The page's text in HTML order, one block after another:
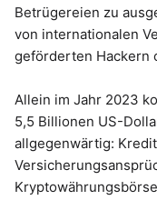
Betrügereien zu
von internationalen
geförderten Hackern
Allein im Jahr 2023
5,5 Billionen US-
allgegenwärtig: